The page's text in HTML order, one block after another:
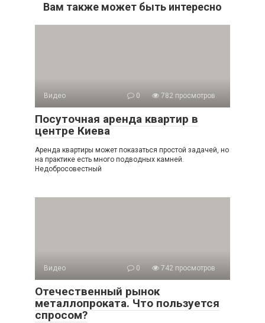
Вам также может быть интересно
Видео 0 782 просмотров
Посуточная аренда квартир в
центре Киева
Аренда квартиры может показаться простой задачей, но
на практике есть много подводных камней.
Недобросовестный
Видео 0 742 просмотров
Отечественный рынок
металлопроката. Что пользуется
спросом?